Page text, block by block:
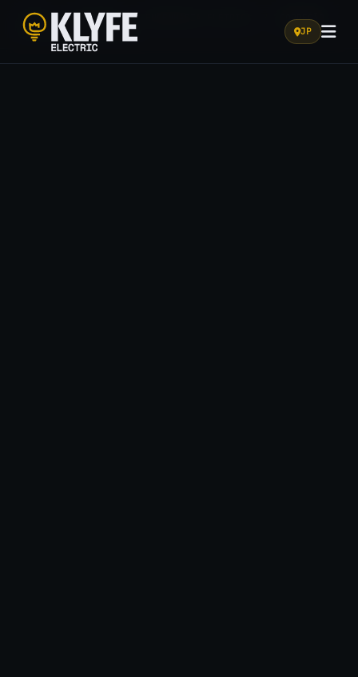
Klyfe Electric
JP
HOME / SOLUÇÕES /
CORREÇÃO
DE FATOR DE POTÊNCIA